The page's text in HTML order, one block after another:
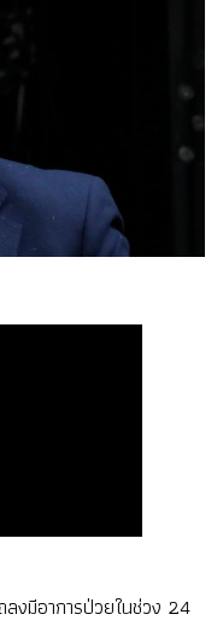
มีอาการป่วยในช่วง 24